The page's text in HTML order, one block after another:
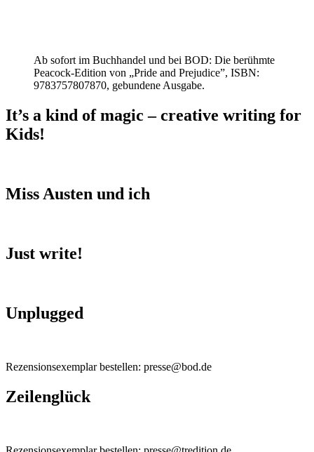
Ab sofort im Buchhandel und bei BOD: Die berühmte
Peacock-Edition von „Pride and Prejudice”, ISBN:
9783757807870, gebundene Ausgabe.
It’s a kind of magic – creative writing for
Kids!
Miss Austen und ich
Just write!
Unplugged
Rezensionsexemplar bestellen: presse@bod.de
Zeilenglück